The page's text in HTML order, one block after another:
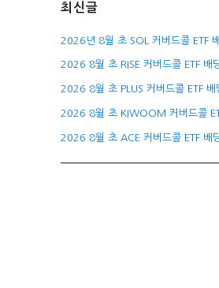
최신글
2026년 8월 초 SOL 커버드콜 ETF
2026 8월 초 RISE 커버드콜 ETF 배
2026 8월 초 PLUS 커버드콜 ETF 배
2026 8월 초 KIWOOM 커버드콜
2026 8월 초 ACE 커버드콜 ETF 배